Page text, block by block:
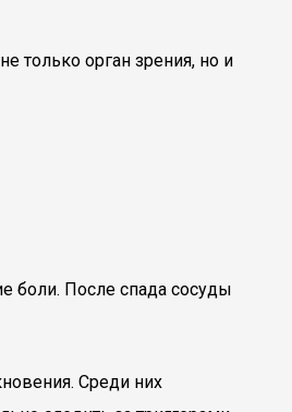
только орган зрения, но и
боли. После спада сосуды
Среди них